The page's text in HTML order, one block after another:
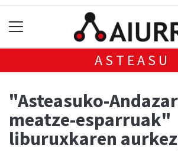
ASTEASU
"Asteasuko-
meatze-esparruak"
liburuxkaren